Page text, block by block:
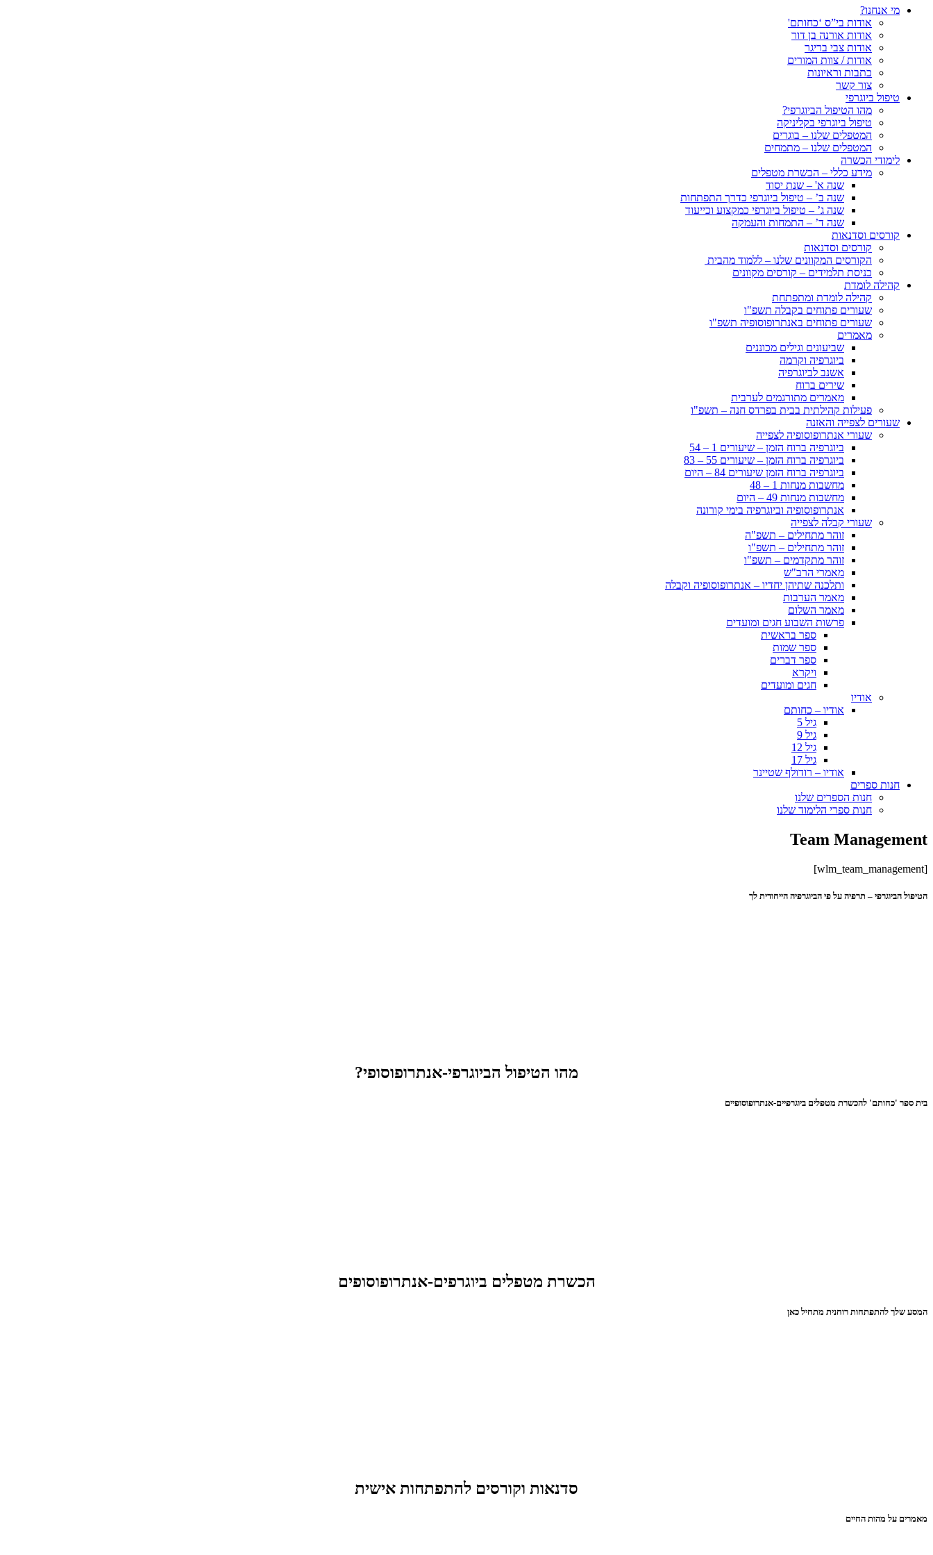
מי אנחנו?
אודות בי”ס ‘כחותם'
אודות אורנה בן דור
אודות צבי בריגר
אודות / צוות המורים
כתבות וראיונות
צור קשר
טיפול ביוגרפי
מהו הטיפול הביוגרפי?
טיפול ביוגרפי בקליניקה
המטפלים שלנו – בוגרים
המטפלים שלנו – מתמחים
לימודי הכשרה
מידע כללי – הכשרת מטפלים
שנה א' – שנת יסוד
שנה ב’ – טיפול ביוגרפי כדרך התפתחות
שנה ג’ – טיפול ביוגרפי כמקצוע וכייעוד
שנה ד’ – התמחות והעמקה
קורסים וסדנאות
קורסים וסדנאות
הקורסים המקוונים שלנו – ללמוד מהבית
כניסת תלמידים – קורסים מקוונים
קהילה לומדת
קהילה לומדת ומתפתחת
שעורים פתוחים בקבלה תשפ"ו
שעורים פתוחים באנתרופוסופיה תשפ"ו
מאמרים
שביעונים וגילים מכוננים
ביוגרפיה וקרמה
אשנב לביוגרפיה
שירים ברוח
מאמרים מתורגמים לערבית
פעילות קהילתית בבית בפרדס חנה – תשפ"ו
שעורים לצפייה והאזנה
שעורי אנתרופוסופיה לצפייה
ביוגרפיה ברוח הזמן – שיעורים 1 – 54
ביוגרפיה ברוח הזמן – שיעורים 55 – 83
ביוגרפיה ברוח הזמן שיעורים 84 – היום
מחשבות מנחות 1 – 48
מחשבות מנחות 49 – היום
אנתרופוסופיה וביוגרפיה בימי קורונה
שעורי קבלה לצפייה
זוהר מתחילים – תשפ"ה
זוהר מתחילים – תשפ"ו
זוהר מתקדמים – תשפ"ו
מאמרי הרב"ש
ותלכנה שתיהן יחדיו – אנתרופוסופיה וקבלה
מאמר הערבות
מאמר השלום
פרשות השבוע חגים ומועדים
ספר בראשית
ספר שמות
ספר דברים
ויקרא
חגים ומועדים
אודיו
אודיו – כחותם
גיל 5
גיל 9
גיל 12
גיל 17
אודיו – רודולף שטיינר
חנות ספרים
חנות הספרים שלנו
חנות ספרי הלימוד שלנו
Team Management
[wlm_team_management]
הטיפול הביוגרפי – תרפיה על פי הביוגרפיה הייחודית לך
מהו הטיפול הביוגרפי-אנתרופוסופי?
בית ספר 'כחותם' להכשרת מטפלים ביוגרפיים-אנתרופוסופיים
הכשרת מטפלים ביוגרפים-אנתרופוסופים
המסע שלך להתפתחות רוחנית מתחיל כאן
סדנאות וקורסים להתפתחות אישית
מאמרים על מהות החיים